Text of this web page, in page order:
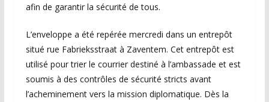
afin de garantir la sécurité de tous.
L’enveloppe a été repérée mercredi dans un entrepôt
situé rue Fabrieksstraat à Zaventem. Cet entrepôt est
utilisé pour trier le courrier destiné à l’ambassade et est
soumis à des contrôles de sécurité stricts avant
l’acheminement vers la mission diplomatique. Dès la